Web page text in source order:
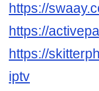
https://
https://
https://
iptv